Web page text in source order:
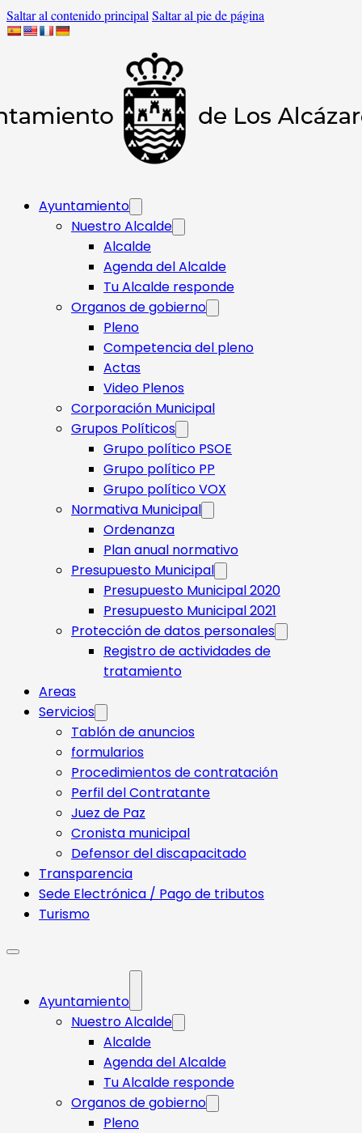
Saltar al contenido principal Saltar al pie de página
Ayuntamiento
Nuestro Alcalde
Alcalde
Agenda del Alcalde
Tu Alcalde responde​
Organos de gobierno
Pleno
Competencia del pleno
Actas
Video Plenos
Corporación Municipal
Grupos Políticos
Grupo político PSOE
Grupo político PP
Grupo político VOX
Normativa Municipal
Ordenanza
Plan anual normativo
Presupuesto Municipal
Presupuesto Municipal 2020
Presupuesto Municipal 2021
Protección de datos personales
Registro de actividades de
tratamiento
Areas
Servicios
Tablón de anuncios
formularios
Procedimientos de contratación
Perfil del Contratante
Juez de Paz
Cronista municipal
Defensor del discapacitado
Transparencia
Sede Electrónica / Pago de tributos
Turismo
Ayuntamiento
Nuestro Alcalde
Alcalde
Agenda del Alcalde
Tu Alcalde responde​
Organos de gobierno
Pleno